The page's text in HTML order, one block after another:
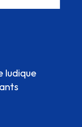
ludique